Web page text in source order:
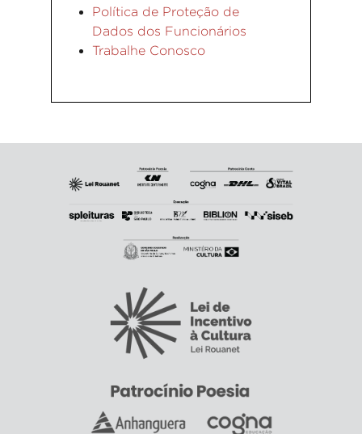
Política de Proteção de
Dados dos Funcionários
Trabalhe Conosco